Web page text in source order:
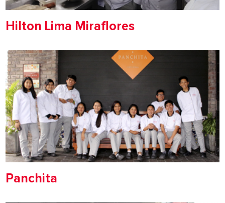
Hilton Lima Miraflores
Panchita